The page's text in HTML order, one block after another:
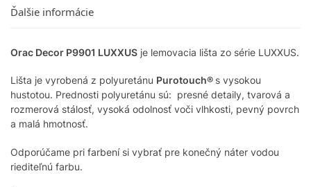
Ďalšie informácie
Orac Decor P9901 LUXXUS je lemovacia lišta zo série LUXXUS.
Lišta je vyrobená z polyuretánu Purotouch® s vysokou
hustotou. Prednosti polyuretánu sú: presné detaily, tvarová a
rozmerová stálosť, vysoká odolnosť voči vlhkosti, pevný povrch
a malá hmotnosť.
Odporúčame pri farbení si vybrať pre konečný náter vodou
riediteľnú farbu.